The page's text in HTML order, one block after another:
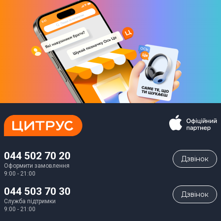
044 502 70 20
Оформити замовлення
9:00 - 21:00
Дзвiнок
044 503 70 30
Служба підтримки
9:00 - 21:00
Дзвiнок